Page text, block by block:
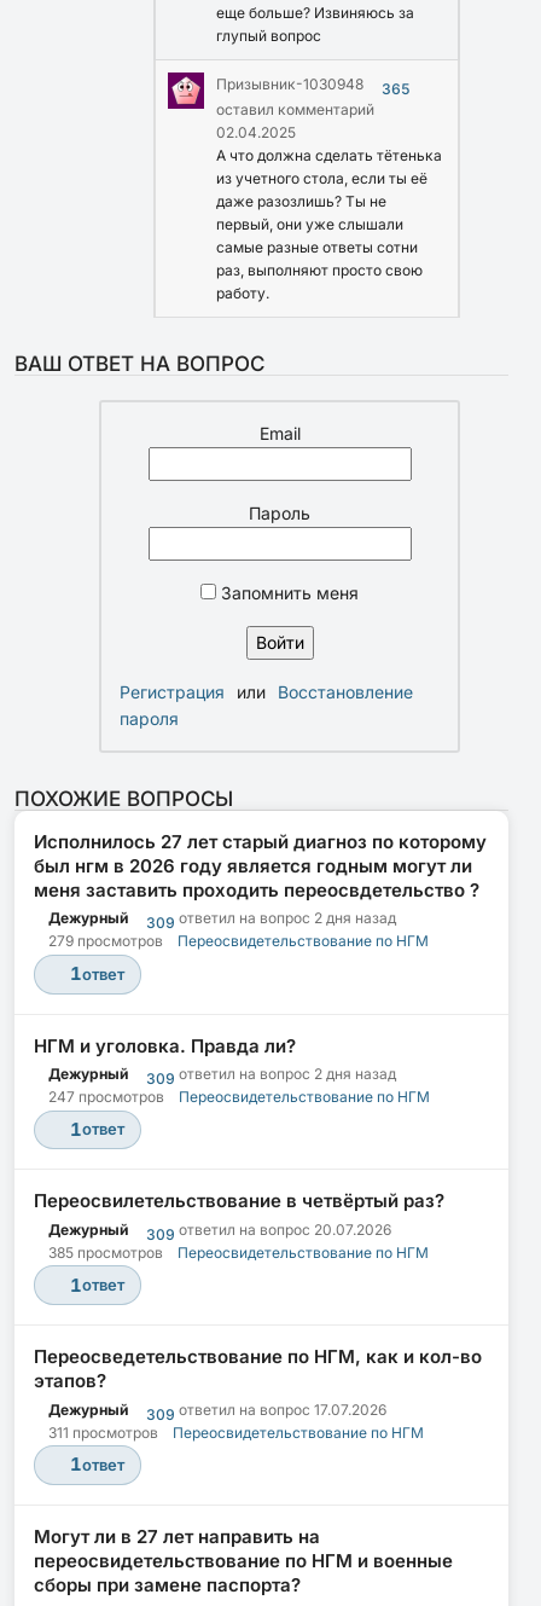
еще больше? Извиняюсь за
глупый вопрос
Призывник-1030948
365
оставил комментарий
02.04.2025
А что должна сделать тётенька
из учетного стола, если ты её
даже разозлишь? Ты не
первый, они уже слышали
самые разные ответы сотни
раз, выполняют просто свою
работу.
ВАШ ОТВЕТ НА ВОПРОС
Email
Пароль
Запомнить меня
Регистрация или
Восстановление
пароля
ПОХОЖИЕ ВОПРОСЫ
Исполнилось 27 лет старый диагноз по которому
был нгм в 2026 году является годным могут ли
меня заставить проходить переосвдетельство ?
Дежурный 309 ответил на вопрос 2 дня назад
279 просмотров
Переосвидетельствование по НГМ
1ответ
НГМ и уголовка. Правда ли?
Дежурный 309 ответил на вопрос 2 дня назад
247 просмотров
Переосвидетельствование по НГМ
1ответ
Переосвилетельствование в четвёртый раз?
Дежурный 309 ответил на вопрос 20.07.2026
385 просмотров
Переосвидетельствование по НГМ
1ответ
Переосведетельствование по НГМ, как и кол-во
этапов?
Дежурный 309 ответил на вопрос 17.07.2026
311 просмотров
Переосвидетельствование по НГМ
1ответ
Могут ли в 27 лет направить на
переосвидетельствование по НГМ и военные
сборы при замене паспорта?